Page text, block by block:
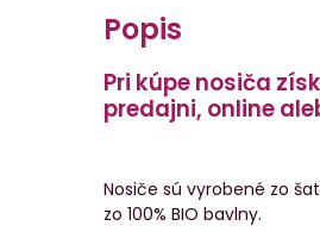
Popis
Pri kúpe nosiča
predajni, online
Nosiče sú vyrobené zo
zo 100% BIO bavlny.